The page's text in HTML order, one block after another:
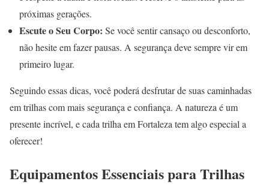
próximas gerações.
Escute o Seu Corpo: Se você sentir cansaço ou desconforto,
não hesite em fazer pausas. A segurança deve sempre vir em
primeiro lugar.
Seguindo essas dicas, você poderá desfrutar de suas caminhadas
em trilhas com mais segurança e confiança. A natureza é um
presente incrível, e cada trilha em Fortaleza tem algo especial a
oferecer!
Equipamentos Essenciais para Trilhas